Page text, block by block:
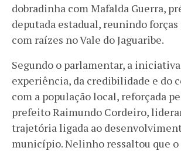
dobradinha com Mafalda Guerra,
deputada estadual, reunindo
com raízes no Vale do Jaguaribe.
Segundo o parlamentar, a
experiência, da credibilidade e do
com a população local, reforçada
prefeito Raimundo Cordeiro,
trajetória ligada ao
município. Nelinho ressaltou que